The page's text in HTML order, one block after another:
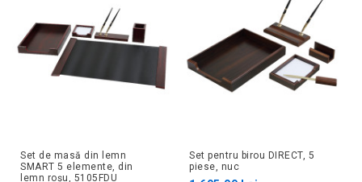
Set de masă din lemn
SMART 5 elemente, din
lemn roșu, 5105FDU
Set pentru birou DIRECT, 5
piese, nuc